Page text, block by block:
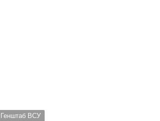
Генштаб ВСУ